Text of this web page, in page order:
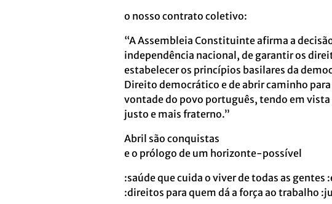
o nosso contrato coletivo:
“A Assembleia Constituinte afirma a
independência nacional, de garantir os
estabelecer os princípios basilares da
Direito democrático e de abrir caminho
vontade do povo português, tendo em
justo e mais fraterno.”
Abril são conquistas
e o prólogo de um horizonte-possível
:saúde que cuida o viver de todas as
:direitos para quem dá a força ao trabalho